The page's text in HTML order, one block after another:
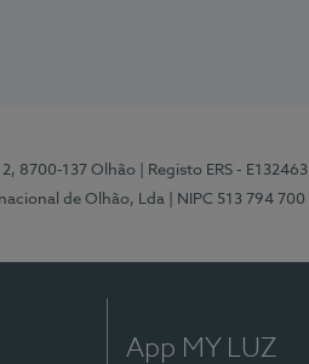
2, 8700-137 Olhão | Registo ERS - E132463
de Olhão, Lda
| NIPC 513 794 700
App MY LUZ